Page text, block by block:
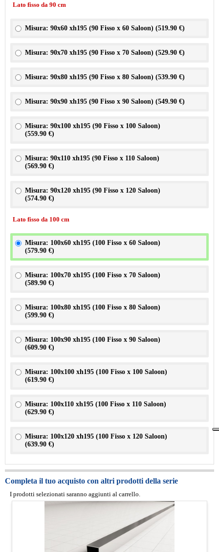
Lato fisso da 90 cm
Misura: 90x60 xh195 (90 Fisso x 60 Saloon) (519.90 €)
Misura: 90x70 xh195 (90 Fisso x 70 Saloon) (529.90 €)
Misura: 90x80 xh195 (90 Fisso x 80 Saloon) (539.90 €)
Misura: 90x90 xh195 (90 Fisso x 90 Saloon) (549.90 €)
Misura: 90x100 xh195 (90 Fisso x 100 Saloon)
(559.90 €)
Misura: 90x110 xh195 (90 Fisso x 110 Saloon)
(569.90 €)
Misura: 90x120 xh195 (90 Fisso x 120 Saloon)
(574.90 €)
Lato fisso da 100 cm
Misura: 100x60 xh195 (100 Fisso x 60 Saloon)
(579.90 €)
Misura: 100x70 xh195 (100 Fisso x 70 Saloon)
(589.90 €)
Misura: 100x80 xh195 (100 Fisso x 80 Saloon)
(599.90 €)
Misura: 100x90 xh195 (100 Fisso x 90 Saloon)
(609.90 €)
Misura: 100x100 xh195 (100 Fisso x 100 Saloon)
(619.90 €)
Misura: 100x110 xh195 (100 Fisso x 110 Saloon)
(629.90 €)
Misura: 100x120 xh195 (100 Fisso x 120 Saloon)
(639.90 €)
Completa il tuo acquisto con altri prodotti della serie
I prodotti selezionati saranno aggiunti al carrello.